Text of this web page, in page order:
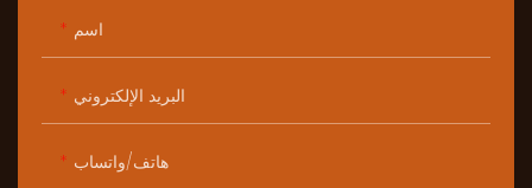
اسم
البريد الإلكتروني
هاتف/واتساب